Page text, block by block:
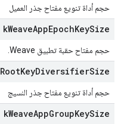
حجم أداة تنويع مفتاح جذر العميل
kWeaveAppEpochKeySize
حجم مفتاح حقبة تطبيق Weave.
RootKeyDiversifierSize
حجم أداة تنويع مفتاح جذر النسيج
kWeaveAppGroupKeySize